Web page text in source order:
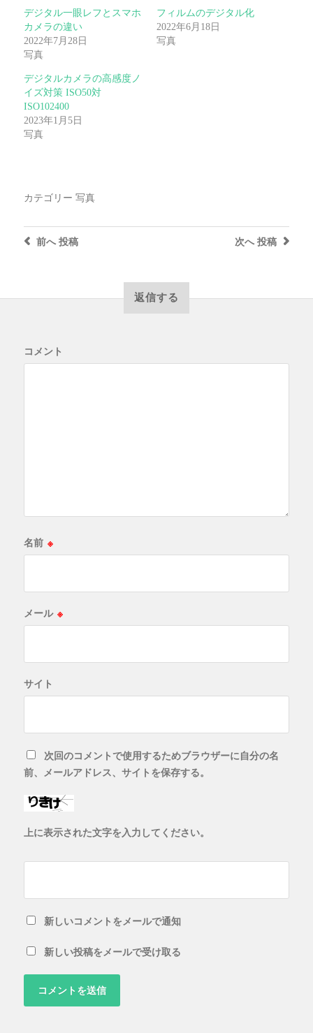
デジタル一眼レフとスマホ
カメラの違い
2022年7月28日
写真
フィルムのデジタル化
2022年6月18日
写真
デジタルカメラの高感度ノ
イズ対策 ISO50対
ISO102400
2023年1月5日
写真
カテゴリー 写真
次へ 投稿
前へ投稿
返信する
コメント
名前 ※
メール ※
サイト
次回のコメントで使用するためブラウザーに自分の名
前、メールアドレス、サイトを保存する。
上に表示された文字を入力してください。
新しいコメントをメールで通知
新しい投稿をメールで受け取る